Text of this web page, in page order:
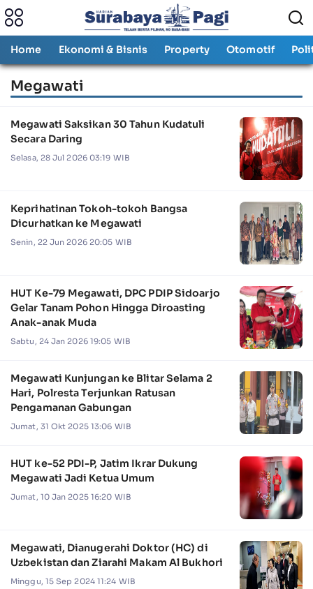
Home Ekonomi & Bisnis Property Otomotif
Megawati
Megawati Saksikan 30 Tahun Kudatuli
Secara Daring
Selasa, 28 Jul 2026 03:19 WIB
Keprihatinan Tokoh-tokoh Bangsa
Dicurhatkan ke Megawati
Senin, 22 Jun 2026 20:05 WIB
HUT Ke-79 Megawati, DPC PDIP Sidoarjo
Gelar Tanam Pohon Hingga Diroasting
Anak-anak Muda
Sabtu, 24 Jan 2026 19:05 WIB
Megawati Kunjungan ke Blitar Selama 2
Hari, Polresta Terjunkan Ratusan
Pengamanan Gabungan
Jumat, 31 Okt 2025 13:06 WIB
HUT ke-52 PDI-P, Jatim Ikrar Dukung
Megawati Jadi Ketua Umum
Jumat, 10 Jan 2025 16:20 WIB
Megawati, Dianugerahi Doktor (HC) di
Uzbekistan dan Ziarahi Makam Al Bukhori
Minggu, 15 Sep 2024 11:24 WIB